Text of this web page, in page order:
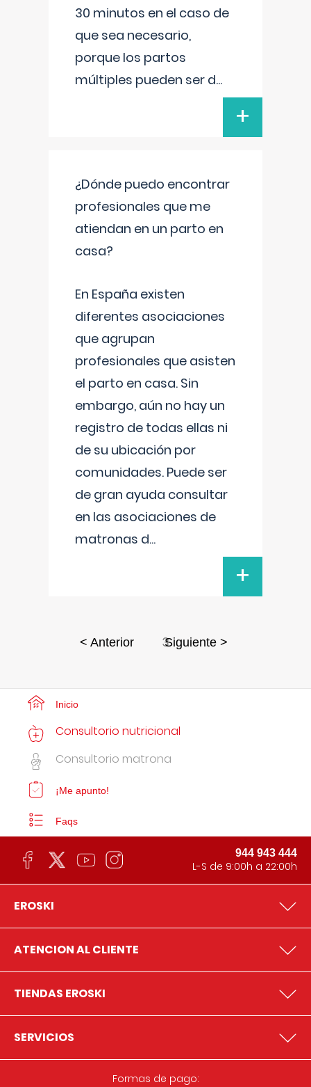
30 minutos en el caso de
que sea necesario,
porque los partos
múltiples pueden ser d...
+
¿Dónde puedo encontrar
profesionales que me
atiendan en un parto en
casa?
En España existen
diferentes asociaciones
que agrupan
profesionales que asisten
el parto en casa. Sin
embargo, aún no hay un
registro de todas ellas ni
de su ubicación por
comunidades. Puede ser
de gran ayuda consultar
en las asociaciones de
matronas d...
+
< Anterior 3Siguiente >
Inicio
Consultorio nutricional
Consultorio matrona
¡Me apunto!
Faqs
944 943 444
L-S de 9:00h a 22:00h
EROSKI
ATENCION AL CLIENTE
TIENDAS EROSKI
SERVICIOS
Formas de pago: